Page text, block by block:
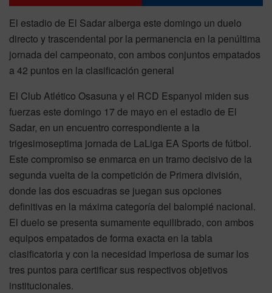
El estadio de El Sadar alberga este domingo un duelo
directo y trascendental por la permanencia en la penúltima
jornada del campeonato, con ambos conjuntos empatados
a 42 puntos en la clasificación general
El Club Atlético Osasuna y el RCD Espanyol miden sus
fuerzas este domingo 17 de mayo en el estadio de El
Sadar, en un encuentro correspondiente a la
trigesimoseptima jornada de LaLiga EA Sports de fútbol.
Este compromiso se enmarca en un tramo decisivo de la
segunda vuelta de la competición de Primera división,
donde las dos escuadras se juegan sus opciones
definitivas en la máxima categoría del balompié nacional.
El duelo se presenta sumamente equilibrado, con ambos
equipos empatados de forma exacta en la tabla
clasificatoria y con la necesidad imperiosa de sumar los
tres puntos para certificar sus respectivos objetivos
institucionales.